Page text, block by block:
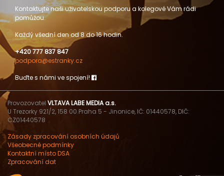
Kontaktujte naši uživatelskou podporu a kolegové Vám rádi
pomůžou.
Každý všední den od 8 do 16 hodin.
+420 777 837 847
podpora@estranky.cz
Buďte s námi ve spojení!
Provozovatel VLTAVA LABE MEDIA a.s.
U Trezorky 921/2, 158 00 Praha 5 - Jinonice, IČ: 01440578, DIČ:
CZ01440578
Zásady zpracování osobních údajů
Všeobecné podmínky
Kontaktní místo DSA
Zpracování dat